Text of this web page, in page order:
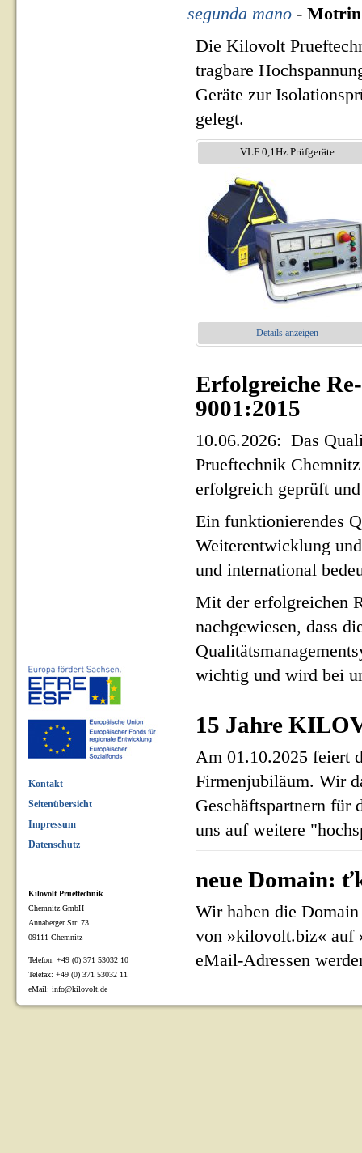
segunda mano - Motrin
Die Kilovolt
tragbare
Geräte zur
gelegt.
VLF 0,1Hz Prüfgeräte
Details anzeigen
Erfolgreiche
9001:2015
10.06.2026: Das
Prueftechnik
erfolgreich geprüft
Ein funktionierendes
Weiterentwicklung
und international
Mit der erfolgreichen
nachgewiesen, dass
wichtig und wird bei
15 Jahre
Am 01.10.2025 feiert
Firmenjubiläum. Wir
Geschäftspartnern für
uns auf weitere
neue Domain:
Wir haben die
von »kilovolt.biz« auf
eMail-Adressen
Kontakt
Seitenübersicht
Impressum
Datenschutz
Kilovolt Prueftechnik
Chemnitz GmbH
Annaberger Str. 73
09111 Chemnitz
Telefon: +49 (0) 371 53032 10
Telefax: +49 (0) 371 53032 11
eMail: info@kilovolt.de